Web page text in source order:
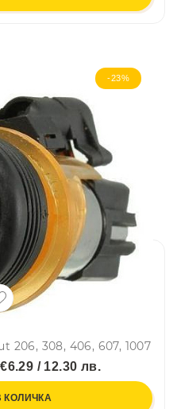
-23%
206, 308, 406, 607, 1007
/ 12.30 лв.